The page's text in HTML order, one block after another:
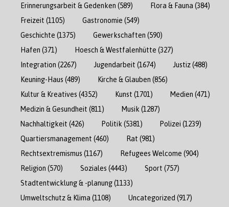
Erinnerungsarbeit & Gedenken (589) Flora & Fauna (384)
Freizeit (1105) Gastronomie (549)
Geschichte (1375) Gewerkschaften (590)
Hafen (371) Hoesch & Westfalenhütte (327)
Integration (2267) Jugendarbeit (1674) Justiz(488)
Keuning-Haus (489) Kirche & Glauben (856)
Kultur & Kreatives (4352) Kunst (1701) Medien (471)
Medizin & Gesundheit (811) Musik (1287)
Nachhaltigkeit (426) Politik (5381) Polizei (1239)
Quartiersmanagement (460) Rat (981)
Rechtsextremismus (1167) Refugees Welcome (904)
Religion (570) Soziales (4443) Sport (757)
Stadtentwicklung & -planung(1133)
Umweltschutz & Klima (1108) Uncategorized (917)